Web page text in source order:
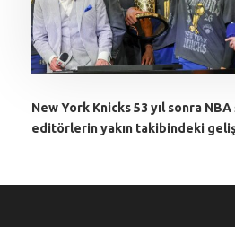
New York Knicks 53 yıl sonra
editörlerin yakın takibindeki